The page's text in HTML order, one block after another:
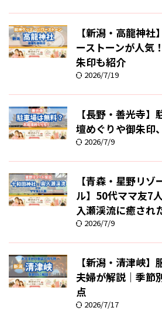
【新潟・高龍神
ーストーンが人気
朱印も紹介
2026/7/19
【長野・善光寺
壇めぐりや御朱印
2026/7/9
【青森・星野リ
ル】50代ママ友7
入瀬渓流に癒され
2026/7/9
【新潟・清津峡
夫婦が解説｜季節
点
2026/7/17